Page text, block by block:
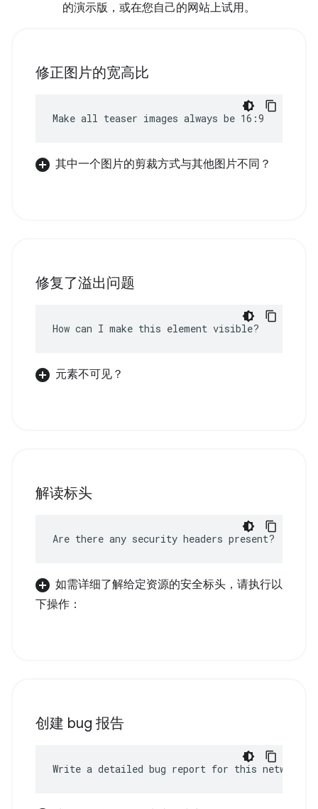
的演示版，或在您自己的网站上试用。
修正图片的宽高比
Make all teaser images always be 16:9
其中一个图片的剪裁方式与其他图片不同？
修复了溢出问题
How can I make this element visible?
元素不可见？
解读标头
Are there any security headers present?
如需详细了解给定资源的安全标头，请执行以
下操作：
创建 bug 报告
Write a detailed bug report for this network